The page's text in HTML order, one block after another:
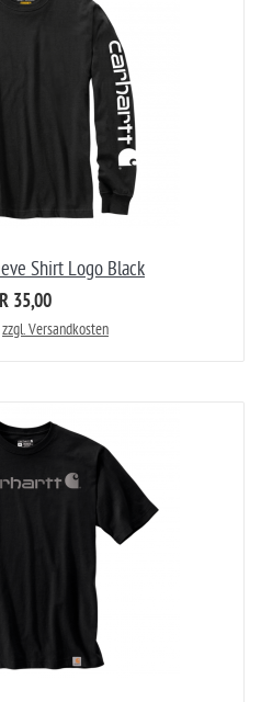
Shirt Logo Black
35,00
zzgl. Versandkosten